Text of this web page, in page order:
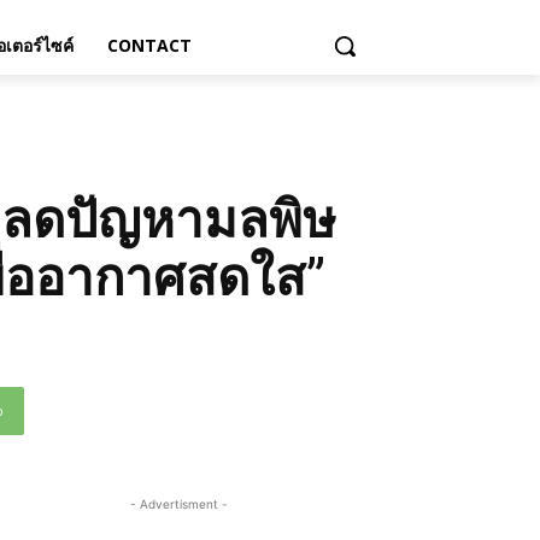
เตอร์ไซค์ CONTACT
ลดปัญหามลพิษ
อากาศสดใส”
- Advertisment -